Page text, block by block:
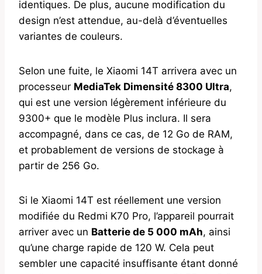
identiques. De plus, aucune modification du
design n’est attendue, au-delà d’éventuelles
variantes de couleurs.
Selon une fuite, le Xiaomi 14T arrivera avec un
processeur MediaTek Dimensité 8300 Ultra,
qui est une version légèrement inférieure du
9300+ que le modèle Plus inclura. Il sera
accompagné, dans ce cas, de 12 Go de RAM,
et probablement de versions de stockage à
partir de 256 Go.
Si le Xiaomi 14T est réellement une version
modifiée du Redmi K70 Pro, l’appareil pourrait
arriver avec un Batterie de 5 000 mAh, ainsi
qu’une charge rapide de 120 W. Cela peut
sembler une capacité insuffisante étant donné